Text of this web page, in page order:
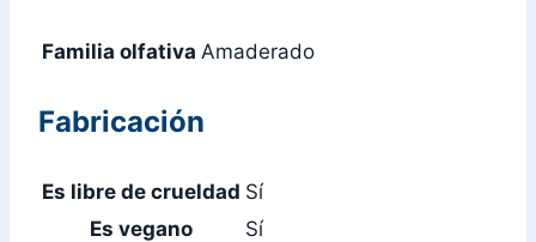
Familia olfativa Amaderado
Fabricación
Es libre de crueldad Sí
Es vegano
Sí